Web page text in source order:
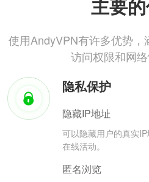
主要
使用AndyVPN有许多优势，
访问权限和网
隐私保护
隐藏IP地址
可以隐藏用户的真实
在线活动。
匿名浏览